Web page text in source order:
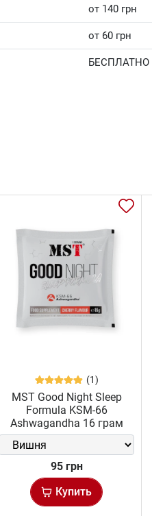
от 140 грн
от 60 грн
БЕСПЛАТНО
(1)
MST Good Night Sleep
Formula KSM-66
Ashwagandha 16 грам
95 грн
Купить